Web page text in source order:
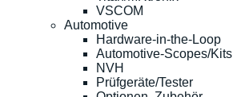
VSCOM
Automotive
Hardware-in-the-Loop
Automotive-Scopes/Kits
NVH
Prüfgeräte/Tester